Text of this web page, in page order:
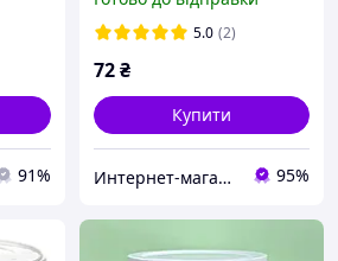
91%
5.0 (2)
72₴
Купити
Интернет-магазин "RADIOMART" 95%